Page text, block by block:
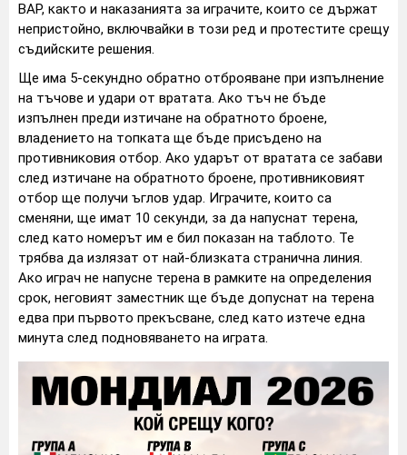
ВАР, както и наказанията за играчите, които се държат
непристойно, включвайки в този ред и протестите срещу
съдийските решения.
Ще има 5-секундно обратно отброяване при изпълнение
на тъчове и удари от вратата. Ако тъч не бъде
изпълнен преди изтичане на обратното броене,
владението на топката ще бъде присъдено на
противниковия отбор. Ако ударът от вратата се забави
след изтичане на обратното броене, противниковият
отбор ще получи ъглов удар. Играчите, които са
сменяни, ще имат 10 секунди, за да напуснат терена,
след като номерът им е бил показан на таблото. Те
трябва да излязат от най-близката странична линия.
Ако играч не напусне терена в рамките на определения
срок, неговият заместник ще бъде допуснат на терена
едва при първото прекъсване, след като изтече една
минута след подновяването на играта.